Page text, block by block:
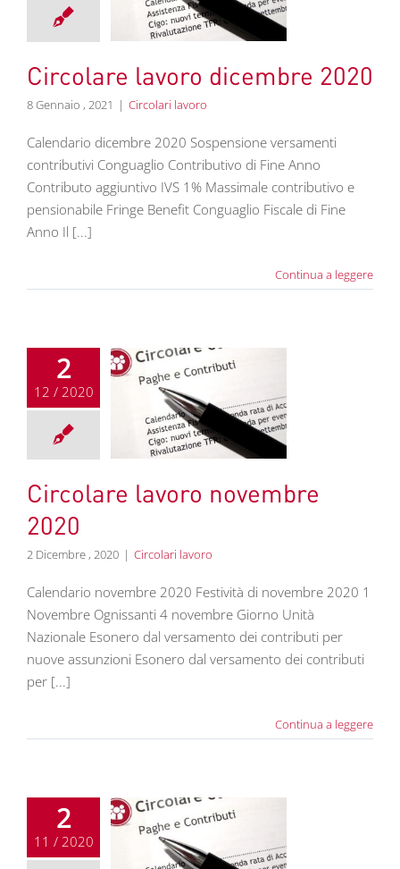
lavoro
Circolare lavoro dicembre 2020
8 Gennaio , 2021 | Circolari lavoro
Calendario dicembre 2020 Sospensione versamenti
contributivi Conguaglio Contributivo di Fine Anno
Contributo aggiuntivo IVS 1% Massimale contributivo e
pensionabile Fringe Benefit Conguaglio Fiscale di Fine
Anno Il [...]
Continua a leggere
2
12 / 2020
lavoro
2020
lavoro
Circolare lavoro novembre
2020
2 Dicembre , 2020 | Circolari lavoro
Calendario novembre 2020 Festività di novembre 2020 1
Novembre Ognissanti 4 novembre Giorno Unità
Nazionale Esonero dal versamento dei contributi per
nuove assunzioni Esonero dal versamento dei contributi
per [...]
Continua a leggere
2
11 / 2020
lavoro ottobre